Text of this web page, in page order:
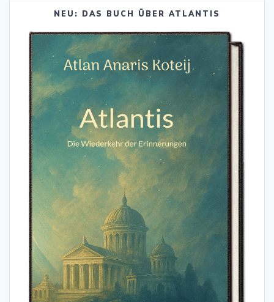
NEU: DAS BUCH ÜBER ATLANTIS